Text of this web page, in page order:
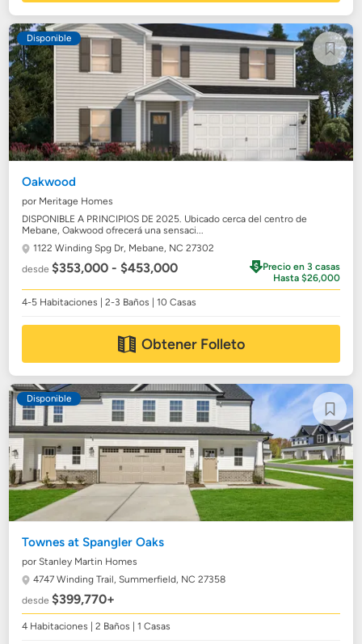
Disponible
Oakwood
por Meritage Homes
DISPONIBLE A PRINCIPIOS DE 2025. Ubicado cerca del centro de
Mebane, Oakwood ofrecerá una sensaci...
1122 Winding Spg Dr, Mebane, NC 27302
desde$353,000 - $453,000
Precio en 3 casas
Hasta $26,000
4-5 Habitaciones | 2-3 Baños | 10 Casas
Obtener Folleto
Disponible
Townes at Spangler Oaks
por Stanley Martin Homes
4747 Winding Trail,Summerfield, NC 27358
desde$399,770+
4 Habitaciones | 2 Baños | 1 Casas